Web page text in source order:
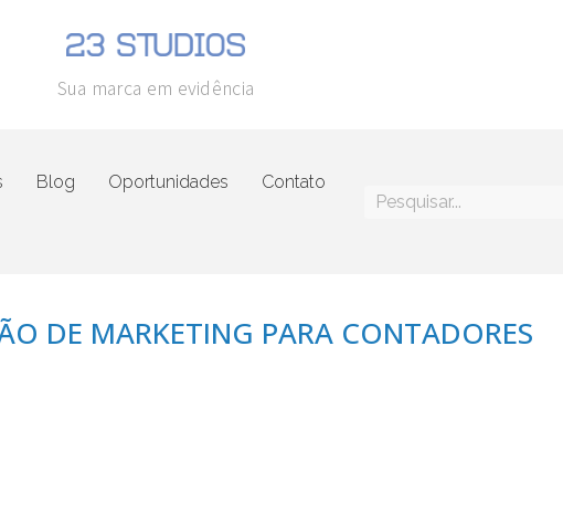
Sua marca em evidência
Blog Oportunidades Contato
DE MARKETING PARA CONTADORES